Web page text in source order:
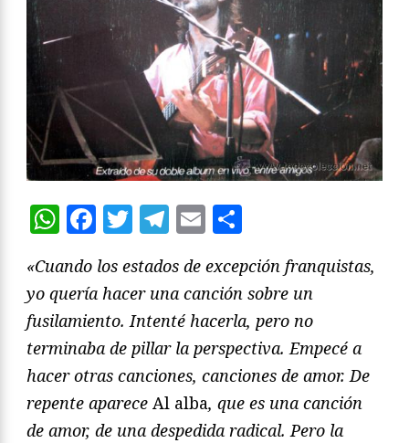
WhatsApp
Facebook
Twitter
Telegram
Email
«Cuando los estados de excepción franquistas,
yo quería hacer una canción sobre un
fusilamiento. Intenté hacerla, pero no
terminaba de pillar la perspectiva. Empecé a
hacer otras canciones, canciones de amor. De
repente aparece Al alba, que es una canción
de amor, de una despedida radical. Pero la